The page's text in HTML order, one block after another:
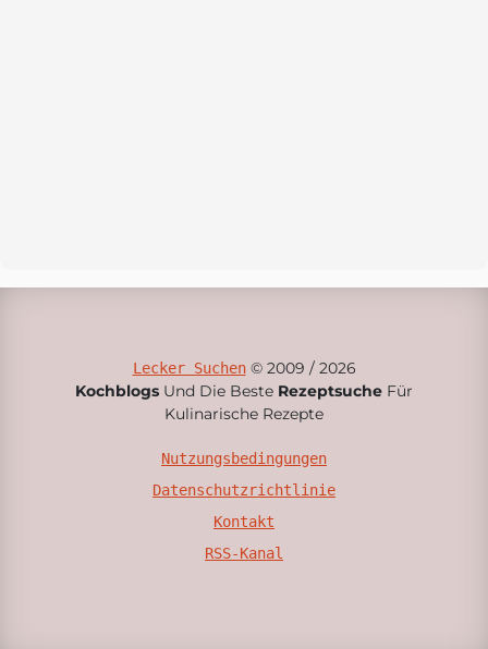
Lecker Suchen© 2009 / 2026
Kochblogs Und Die Beste Rezeptsuche Für
Kulinarische Rezepte
Nutzungsbedingungen
Datenschutzrichtlinie
Kontakt
RSS-Kanal